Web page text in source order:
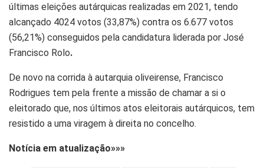
últimas eleições autárquicas realizadas em 2021, tendo
alcançado 4024 votos (33,87%) contra os 6.677 votos
(56,21%) conseguidos pela candidatura liderada por José
Francisco Rolo.
De novo na corrida à autarquia oliveirense, Francisco
Rodrigues tem pela frente a missão de chamar a si o
eleitorado que, nos últimos atos eleitorais autárquicos, tem
resistido a uma viragem à direita no concelho.
Notícia em atualização»»»